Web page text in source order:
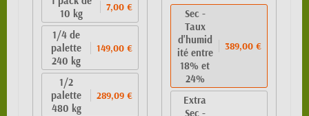
10 kg
7,00 €
1/4 de
palette
240 kg
149,00 €
1/2
palette
480 kg
289,09 €
Sec -
Taux
d'humid
ité entre
18% et
24%
389,00 €
Extra
Sec -